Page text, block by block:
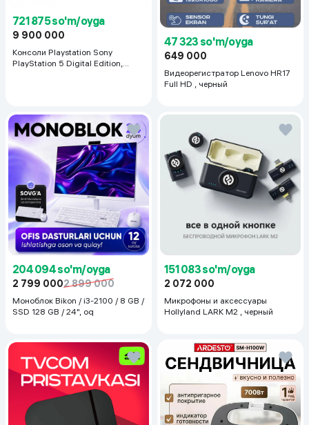
721 875 so'm/oyga
9 900 000
Консоли Playstation Sony
PlayStation 5 Digital Edition,
47 323 so'm/oyga
649 000
Видеорегистратор Lenovo HR17
Full HD , черный
204 094 so'm/oyga
2 799 0002 899 000
Моноблок Bikon / i3-2100 / 8 GB /
SSD 128 GB / 24", oq
151 083 so'm/oyga
2 072 000
Микрофоны и аксессуары
Hollyland LARK M2 , черный